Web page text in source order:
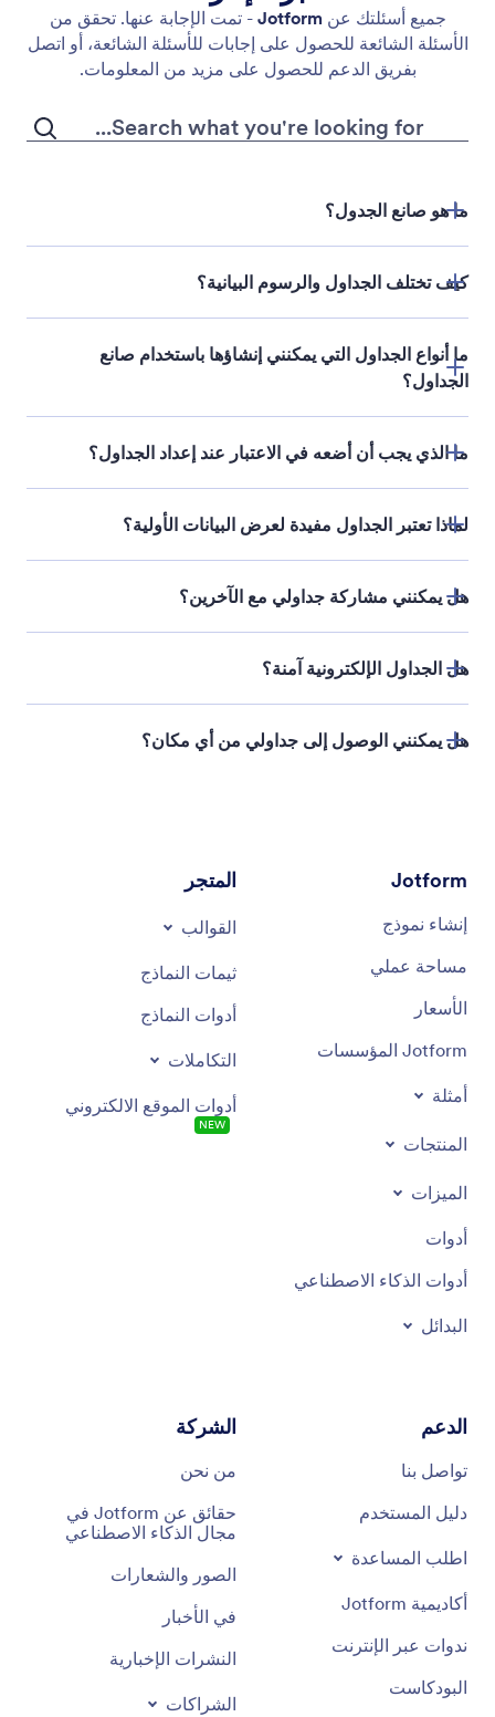
جميع أسئلتك عنJotform - تمت الإجابة عنها. تحقق من
الأسئلة الشائعة للحصول على إجابات للأسئلة الشائعة، أو اتصل
بفريق الدعم للحصول على مزيد من المعلومات.
ما هو صانع الجدول؟
جداول Jotform
كيف تختلف الجداول والرسوم البيانية؟
ما أنواع الجداول التي يمكنني إنشاؤها باستخدام صانع
الجداول؟
قالب جدول
ما الذي يجب أن أضعه في الاعتبار عند إعداد الجداول؟
ما هي نقاط البيانات التي يجب أن تكون في أعمدة منفصلة؟
لماذا تعتبر الجداول مفيدة لعرض البيانات الأولية؟
هل يمكنني مشاركة جداولي مع الآخرين؟
هل الجداول الإلكترونية آمنة؟
ميزات الأمان
هل يمكنني الوصول إلى جداولي من أي مكان؟
Jotform
إنشاء نموذج
مساحة عملي
الأسعار
Jotform المؤسسات
أمثلة
المنتجات
الميزات
أدوات
أدوات الذكاء الاصطناعي
البدائل
المتجر
القوالب
ثيمات النماذج
أدوات النماذج
التكاملات
أدوات الموقع الالكتروني
NEW
الدعم
تواصل بنا
دليل المستخدم
اطلب المساعدة
أكاديمية Jotform
ندوات عبر الإنترنت
البودكاست
الشركة
من نحن
حقائق عن Jotform في
مجال الذكاء الاصطناعي
الصور والشعارات
في الأخبار
النشرات الإخبارية
الشراكات